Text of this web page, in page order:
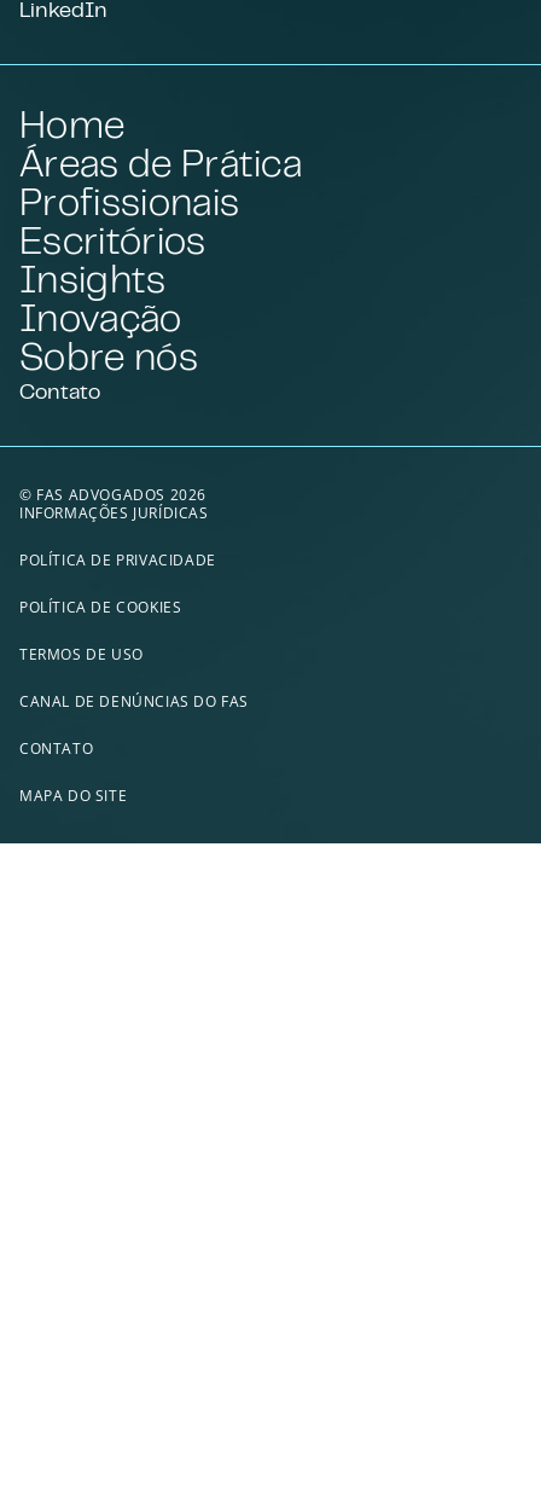
LinkedIn
Home
Áreas de Prática
Profissionais
Escritórios
Insights
Inovação
Sobre nós
Contato
© FAS ADVOGADOS 2026
INFORMAÇÕES JURÍDICAS
POLÍTICA DE PRIVACIDADE
POLÍTICA DE COOKIES
TERMOS DE USO
CANAL DE DENÚNCIAS DO FAS
CONTATO
MAPA DO SITE